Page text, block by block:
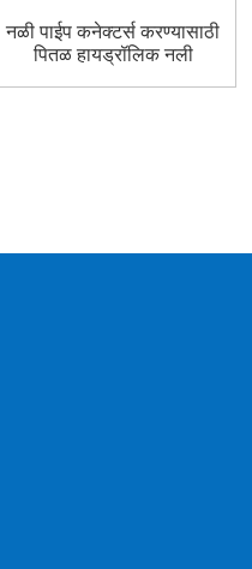
नळी पाईप कनेक्टर्स करण्यासाठी
पितळ हायड्रॉलिक नली